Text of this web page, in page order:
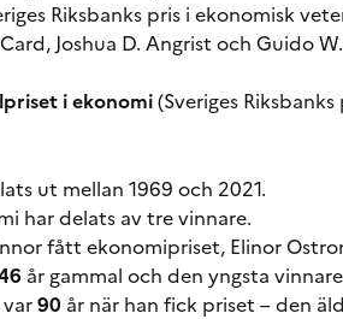
Riksbanks pris i ekonomisk
Joshua D. Angrist och Guido
i ekonomi(Sveriges
ut mellan 1969 och 2021.
har delats av tre vinnare.
fått ekonomipriset, Elinor
år gammal och den yngsta
90 år när han fick priset – den